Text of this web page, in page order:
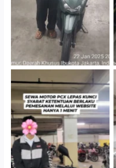
Hotel Kartika Chandra,
Jakarta Selatan